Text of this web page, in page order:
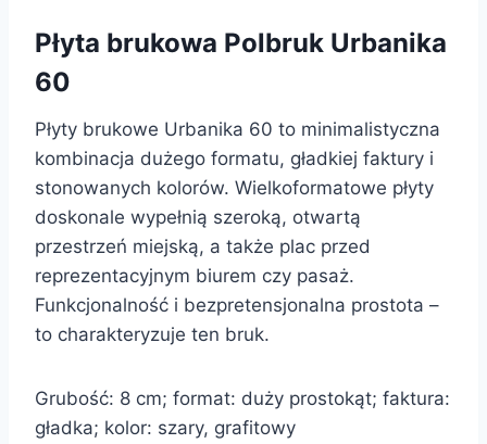
Płyta brukowa Polbruk Urbanika
60
Płyty brukowe Urbanika 60 to minimalistyczna
kombinacja dużego formatu, gładkiej faktury i
stonowanych kolorów. Wielkoformatowe płyty
doskonale wypełnią szeroką, otwartą
przestrzeń miejską, a także plac przed
reprezentacyjnym biurem czy pasaż.
Funkcjonalność i bezpretensjonalna prostota –
to charakteryzuje ten bruk.
Grubość: 8 cm; format: duży prostokąt; faktura:
gładka; kolor: szary, grafitowy